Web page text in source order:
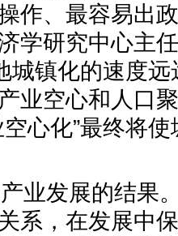
作、最容易出
学研究中心主
城镇化的速度
业空心和人口
心化”最终将
业发展的结果
系，在发展中